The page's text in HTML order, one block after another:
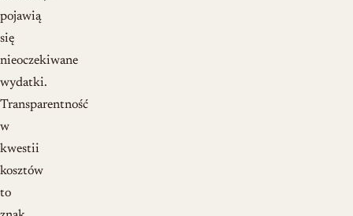
pojawią
się
nieoczekiwane
wydatki.
Transparentność
w
kwestii
kosztów
to